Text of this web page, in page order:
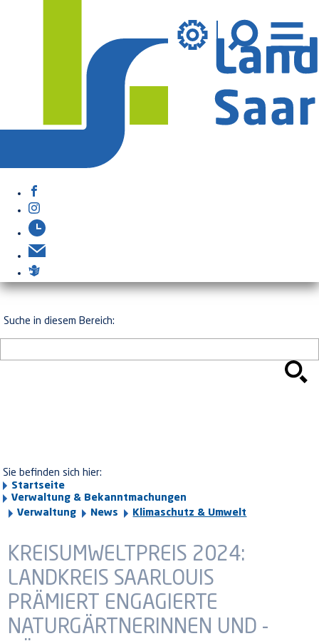
Suche in diesem Bereich:
Sie befinden sich hier:
Startseite
Verwaltung & Bekanntmachungen
Verwaltung
News Klimaschutz & Umwelt
KREISUMWELTPREIS 2024:
LANDKREIS SAARLOUIS
PRÄMIERT ENGAGIERTE
NATURGÄRTNERINNEN UND -